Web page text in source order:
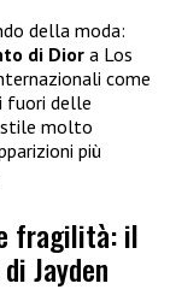
della moda:
di Dior a Los
come
fuori delle
stile molto
più
fragilità: il
Jayden